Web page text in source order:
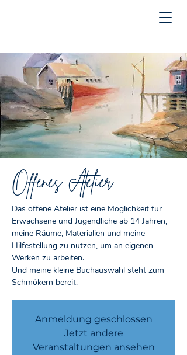
Offenes Atelier
Das offene Atelier ist eine Möglichkeit für
Erwachsene und Jugendliche ab 14 Jahren,
meine Räume, Materialien und meine
Hilfestellung zu nutzen, um an eigenen
Werken zu arbeiten.
Und meine kleine Buchauswahl steht zum
Schmökern bereit.
Anmeldung geschlossen
Jetzt andere
Veranstaltungen ansehen